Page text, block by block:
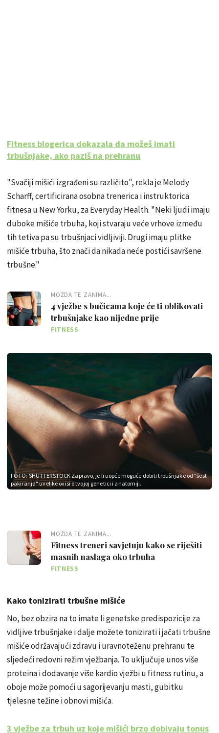
Fitness blogerica dokazala da možeš imati
trbušnjake, ako paziš na prehranu
"Svačiji mišići izgrađeni su različito", rekla je Melody
Scharff, certificirana osobna trenerica i instruktorica
fitnesa u New Yorku, za Everyday Health. "Neki ljudi imaju
duboke mišiće trbuha, koji stvaraju veće vrhove između
tih tetiva pa su trbušnjaci vidljiviji. Drugi imaju plitke
mišiće trbuha, što znači da nikada neće postići savršene
trbušne."
MOŽDA TE ZANIMA...
4 vježbe s bučicama koje će ti oblikovati
trbušnjake kao nijedne prije
FITNESS
FOTO: SHUTTERSTOCK Zapravo, je li uopće moguće dobiti trbušnjake od "šest
pakiranja" uvelike ovisi o tvojoj genetici i anatomiji.
MOŽDA TE ZANIMA...
Fitness treneri savjetuju kako se riješiti
masnih naslaga oko trbuha
FITNESS
Kako tonizirati trbušne mišiće
No, bez obzira na to imate li genetske predispozicije za
vidljive trbušnjake i dalje možete tonizirati i jačati trbušne
mišiće održavajući zdravu i uravnoteženu prehranu te
sljedeći redovni režim vježbanja. To uključuje unos više
proteina i dodavanje više kardio vježbi u fitness rutinu, a
oboje može pomoći u sagorijevanju masti, gubitku
tjelesne težine i obnovi mišića.
3 vježbe za trbuh uz koje mišići brzo dobivaju tonus